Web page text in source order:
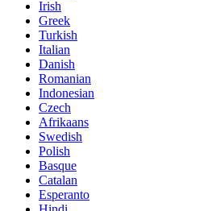
Irish
Greek
Turkish
Italian
Danish
Romanian
Indonesian
Czech
Afrikaans
Swedish
Polish
Basque
Catalan
Esperanto